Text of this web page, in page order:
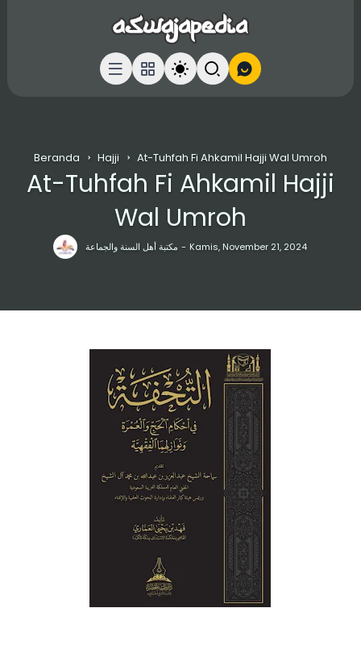
Beranda Hajji At-Tuhfah Fi Ahkamil Hajji Wal Umroh
مكتبة أهل السنة والجماعة Kamis, November 21, 2024
At-Tuhfah Fi Ahkamil Hajji
Wal Umroh